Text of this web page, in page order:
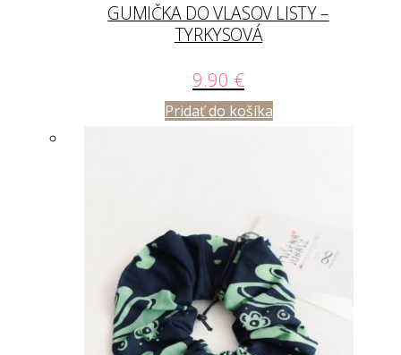
GUMIČKA DO VLASOV LISTY –
TYRKYSOVÁ
9.90 €
Pridať do košíka